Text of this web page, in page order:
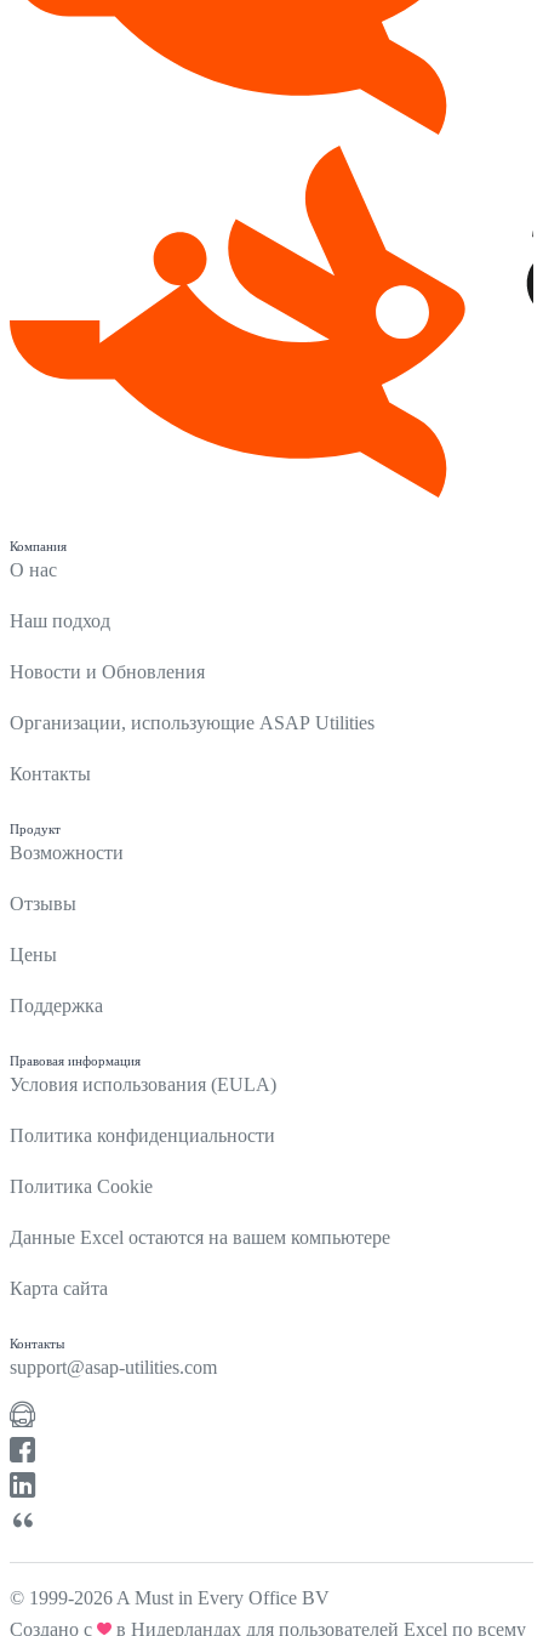
Компания
О нас
Наш подход
Новости и Обновления
Организации, использующие ASAP Utilities
Контакты
Продукт
Возможности
Отзывы
Цены
Поддержка
Правовая информация
Условия использования (EULA)
Политика конфиденциальности
Политика Cookie
Данные Excel остаются на вашем компьютере
Карта сайта
Контакты
support@asap-utilities.com
© 1999-2026 A Must in Every Office BV
Создано с
в Нидерландах для пользователей Excel по всему